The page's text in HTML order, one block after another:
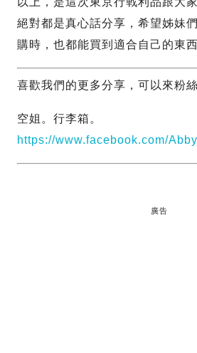
絕對都是真心話分享，希望姊妹
購時，也都能買到適合自己的東西
喜歡我們的更多分享，可以來粉
空姐。行李箱。
https://www.facebook.com/
廣告